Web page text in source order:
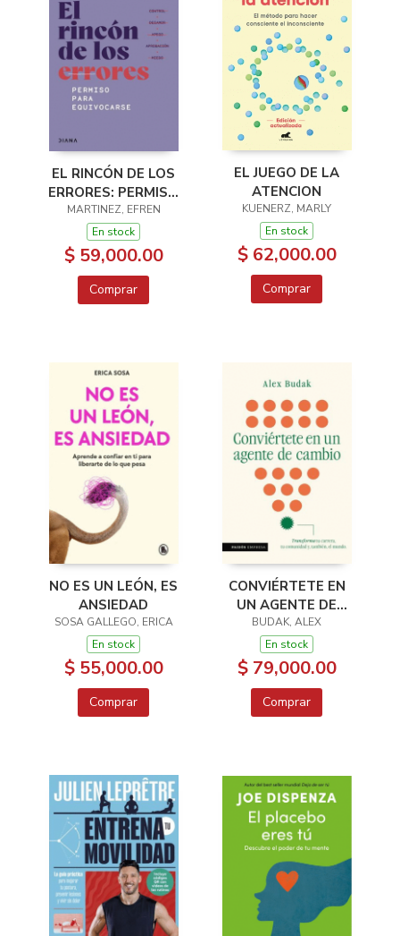
EL RINCÓN DE LOS
ERRORES: PERMISO
PARA EQUIVOCARSE
MARTINEZ, EFREN
En stock
$ 59,000.00
Comprar
EL JUEGO DE LA
ATENCION
KUENERZ, MARLY
En stock
$ 62,000.00
Comprar
NO ES UN LEÓN, ES
ANSIEDAD
SOSA GALLEGO, ERICA
En stock
$ 55,000.00
Comprar
CONVIÉRTETE EN
UN AGENTE DE
CAMBIO
BUDAK, ALEX
En stock
$ 79,000.00
Comprar